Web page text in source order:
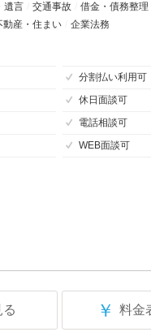
遺言 交通事故 借金・債務整理
動産・住まい 企業法務
分割払い利用可
休日面談可
電話相談可
WEB面談可
￥ 料金